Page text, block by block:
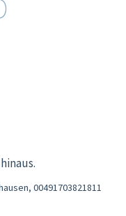
, 00491703821811